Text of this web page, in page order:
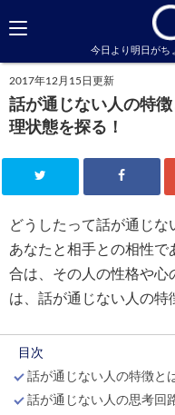
今日より明日がち
2017年12月15日更新
話が通じない人の特
理状態を探る！
どうしたって話が通じ
あなたと相手との相性
合は、その人の性格や心
は、話が通じない人の特
目次
話が通じない人の特徴と
話が通じない人の思考回